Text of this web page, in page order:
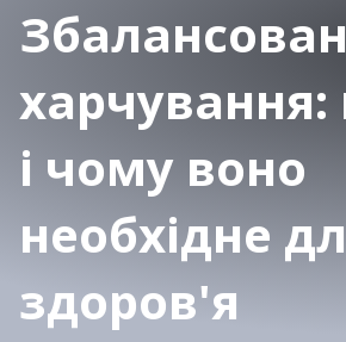
і чому воно
необхідне
здоров'я